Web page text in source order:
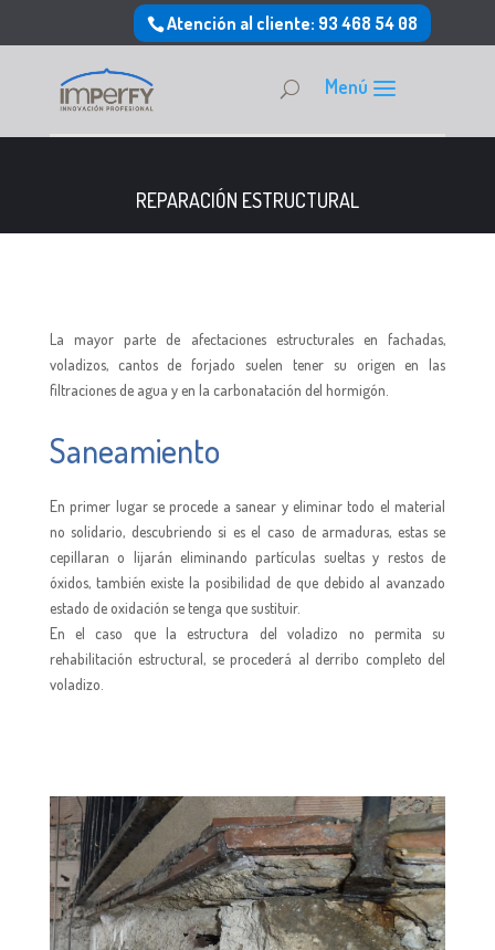
Atención al cliente: 93 468 54 08
REPARACIÓN ESTRUCTURAL
La mayor parte de afectaciones estructurales en fachadas,
voladizos, cantos de forjado suelen tener su origen en las
filtraciones de agua y en la carbonatación del hormigón.
Saneamiento
En primer lugar se procede a sanear y eliminar todo el material
no solidario, descubriendo si es el caso de armaduras, estas se
cepillaran o lijarán eliminando partículas sueltas y restos de
óxidos, también existe la posibilidad de que debido al avanzado
estado de oxidación se tenga que sustituir.
En el caso que la estructura del voladizo no permita su
rehabilitación estructural, se procederá al derribo completo del
voladizo.